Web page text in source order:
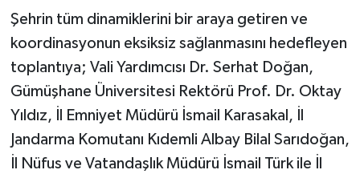
Şehrin tüm dinamiklerini bir araya getiren ve
koordinasyonun eksiksiz sağlanmasını hedefleyen
toplantıya; Vali Yardımcısı Dr. Serhat Doğan,
Gümüşhane Üniversitesi Rektörü Prof. Dr. Oktay
Yıldız, İl Emniyet Müdürü İsmail Karasakal, İl
Jandarma Komutanı Kıdemli Albay Bilal Sarıdoğan,
İl Nüfus ve Vatandaşlık Müdürü İsmail Türk ile İl